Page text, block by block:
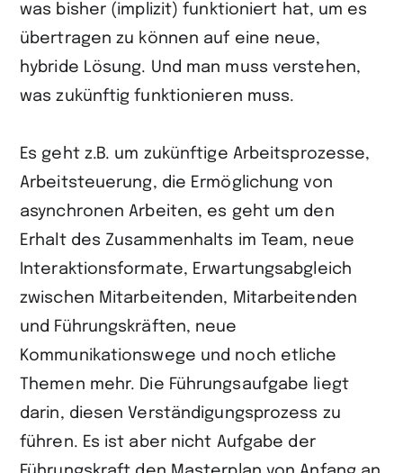
was bisher (implizit) funktioniert hat, um es
übertragen zu können auf eine neue,
hybride Lösung. Und man muss verstehen,
was zukünftig funktionieren muss.
Es geht z.B. um zukünftige Arbeitsprozesse,
Arbeitsteuerung, die Ermöglichung von
asynchronen Arbeiten, es geht um den
Erhalt des Zusammenhalts im Team, neue
Interaktionsformate, Erwartungsabgleich
zwischen Mitarbeitenden, Mitarbeitenden
und Führungskräften, neue
Kommunikationswege und noch etliche
Themen mehr. Die Führungsaufgabe liegt
darin, diesen Verständigungsprozess zu
führen. Es ist aber nicht Aufgabe der